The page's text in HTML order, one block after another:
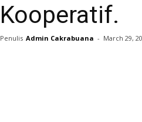
Kooperatif.
Penulis Admin Cakrabuana - March 29,